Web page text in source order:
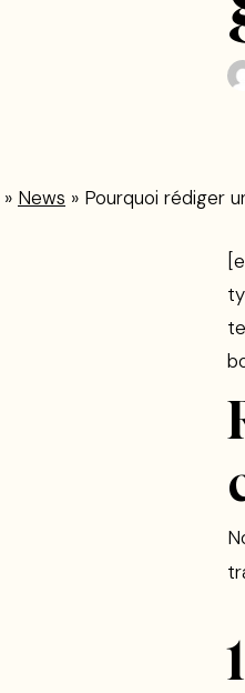
» News » Pourquoi rédiger